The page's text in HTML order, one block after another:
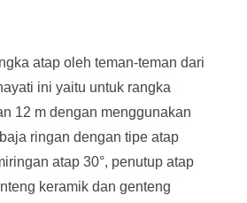
atap oleh teman-teman dari
ini yaitu untuk rangka
12 m dengan menggunakan
ringan dengan tipe atap
atap 30°, penutup atap
keramik dan genteng